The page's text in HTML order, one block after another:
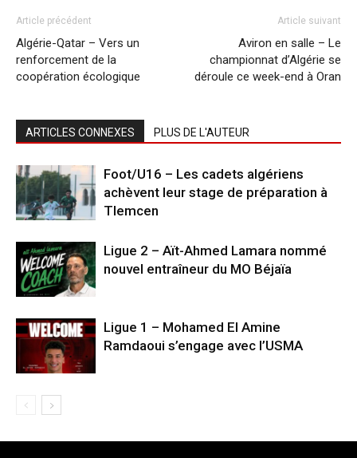
Article précédent
Algérie-Qatar – Vers un
renforcement de la
coopération écologique
Article suivant
Aviron en salle – Le
championnat d’Algérie se
déroule ce week-end à Oran
ARTICLES CONNEXES PLUS DE L'AUTEUR
Foot/U16 – Les cadets algériens
achèvent leur stage de préparation à
Tlemcen
Ligue 2 – Aït-Ahmed Lamara nommé
nouvel entraîneur du MO Béjaïa
Ligue 1 – Mohamed El Amine
Ramdaoui s’engage avec l’USMA